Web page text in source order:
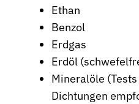
Stützringe
Dämpfungsringe
Kontrollierte
Flachdichtungen
Zuverlässige Abdichtung für
Ethan
Benzol
Erdgas
Erdöl
Mineralöle
Dichtungen